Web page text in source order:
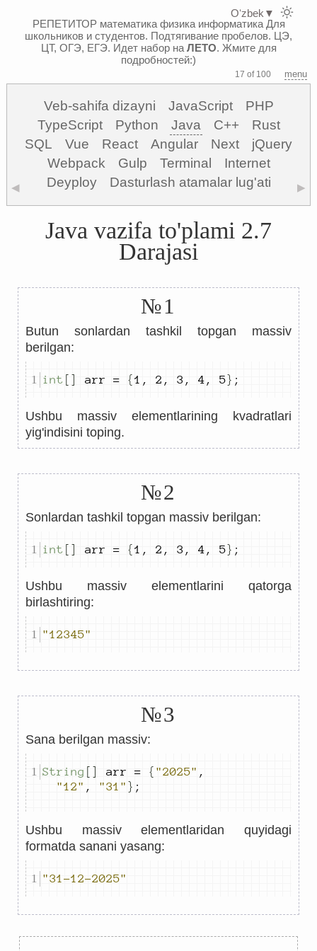
РЕПЕТИТОР математика физика информатикаДля
школьников и студентов. Подтягивание пробелов. ЦЭ,
ЦТ, ОГЭ, ЕГЭ. Идет набор на ЛЕТО. Жмите для
подробностей:)
17 of 100 menu
Veb-sahifa dizayni JavaScript
PHP
TypeScript
Python Java C++
Rust
SQL
Vue React Angular Next
jQuery
Webpack
Gulp Terminal
Internet
Deyploy
Dasturlash atamalar lug'ati
◀ ▶
Java vazifa to'plami 2.7
Darajasi
№1
Butun sonlardan tashkil topgan massiv
berilgan:
int [] arr = {1 , 2 , 3 , 4 , 5} ;
Ushbu massiv elementlarining kvadratlari
yig'indisini toping.
№2
Sonlardan tashkil topgan massiv berilgan:
int [] arr = {1 , 2 , 3 , 4 , 5} ;
Ushbu massiv elementlarini qatorga
birlashtiring:
"12345"
№3
Sana berilgan massiv:
String [] arr = { "2025" ,
"12" , "31" } ;
Ushbu massiv elementlaridan quyidagi
formatda sanani yasang:
"31-12-2025"
Oʻzbek ▼